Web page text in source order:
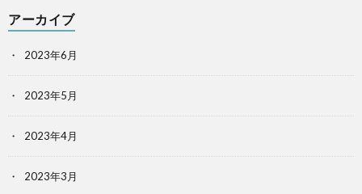
アーカイブ
2023年6月
2023年5月
2023年4月
2023年3月